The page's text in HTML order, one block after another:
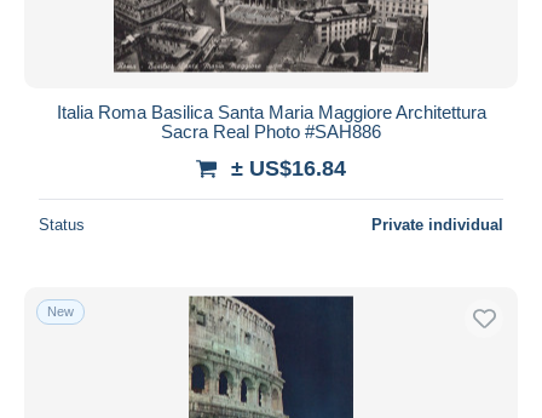
Italia Roma Basilica Santa Maria Maggiore Architettura
Sacra Real Photo #SAH886
± US$16.84
Status Private individual
New